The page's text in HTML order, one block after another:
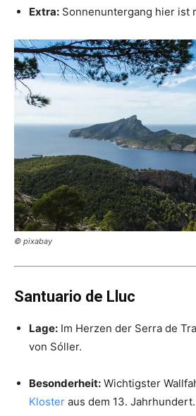
Extra: Sonnenuntergang hier ist
© pixabay
Santuario de Lluc
Lage: Im Herzen der Serra de
von Sóller.
Besonderheit: Wichtigster
Kloster aus dem 13. Jahrhundert.